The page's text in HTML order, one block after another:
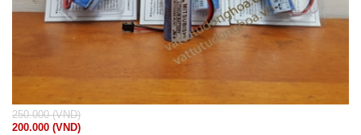
250.000 (VND)
200.000 (VND)